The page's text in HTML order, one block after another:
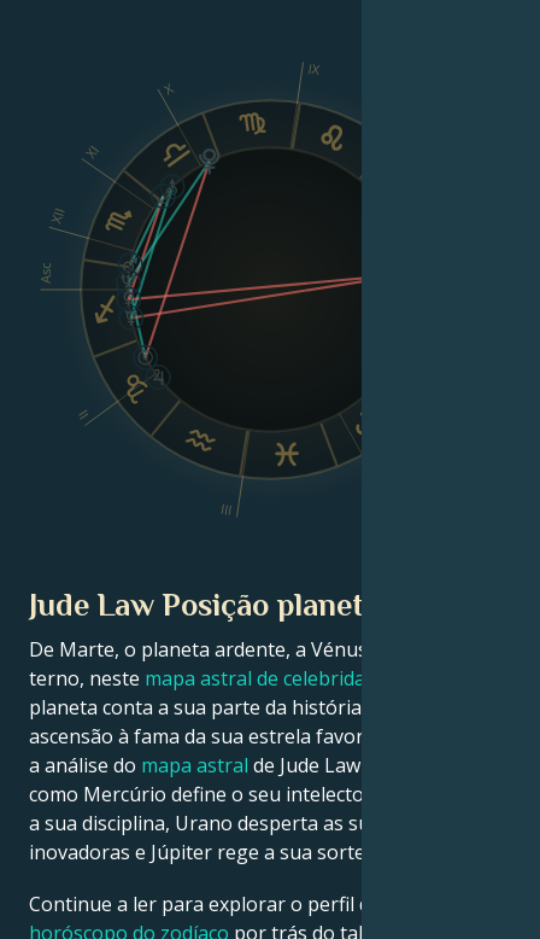
Asc
II
III
IX
X
XI
XII
Jude Law Posição planetária
De Marte, o planeta ardente, a Vénus, o planeta
terno, neste mapa astral de celebridades
planeta conta a sua parte da história sobre a
ascensão à fama da sua estrela favorita. Veja abaixo
a análise do mapa astral de Jude Law para descobrir
como Mercúrio define o seu intelecto, Saturno molda
a sua disciplina, Urano desperta as suas ideias
inovadoras e Júpiter rege a sua sorte.
Continue a ler para explorar o perfil detalhado do
horóscopo do zodíaco por trás do talento, carisma,